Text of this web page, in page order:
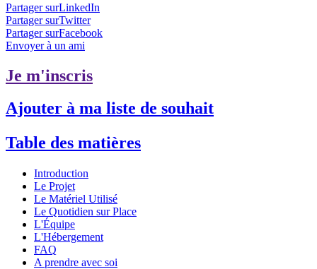
Partager surLinkedIn
Partager surTwitter
Partager surFacebook
Envoyer à un ami
Je m'inscris
Ajouter à ma liste de souhait
Table des matières
Introduction
Le Projet
Le Matériel Utilisé
Le Quotidien sur Place
L'Équipe
L'Hébergement
FAQ
A prendre avec soi